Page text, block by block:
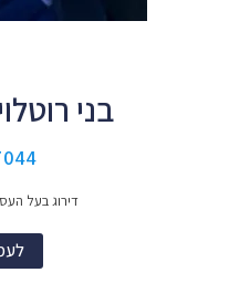
בני
דירוג בעל